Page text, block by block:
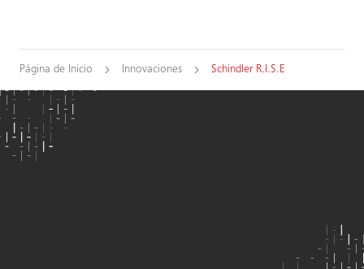
Página de Inicio Innovaciones Schindler R.I.S.E